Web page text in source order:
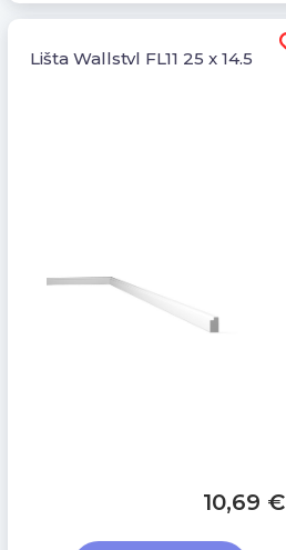
Lišta Wallstyl FL11 25 x 14,5
10,69 €